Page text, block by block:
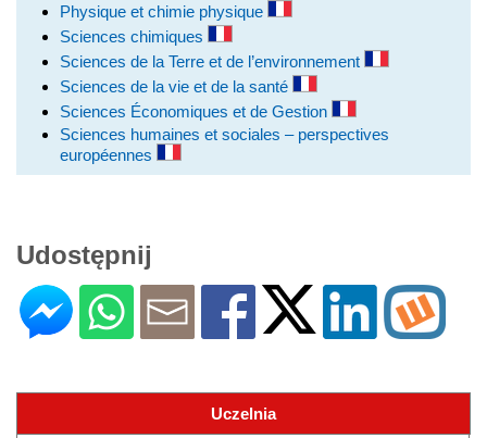
Physique et chimie physique
Sciences chimiques
Sciences de la Terre et de l’environnement
Sciences de la vie et de la santé
Sciences Économiques et de Gestion
Sciences humaines et sociales – perspectives
européennes
Udostępnij
Uczelnia